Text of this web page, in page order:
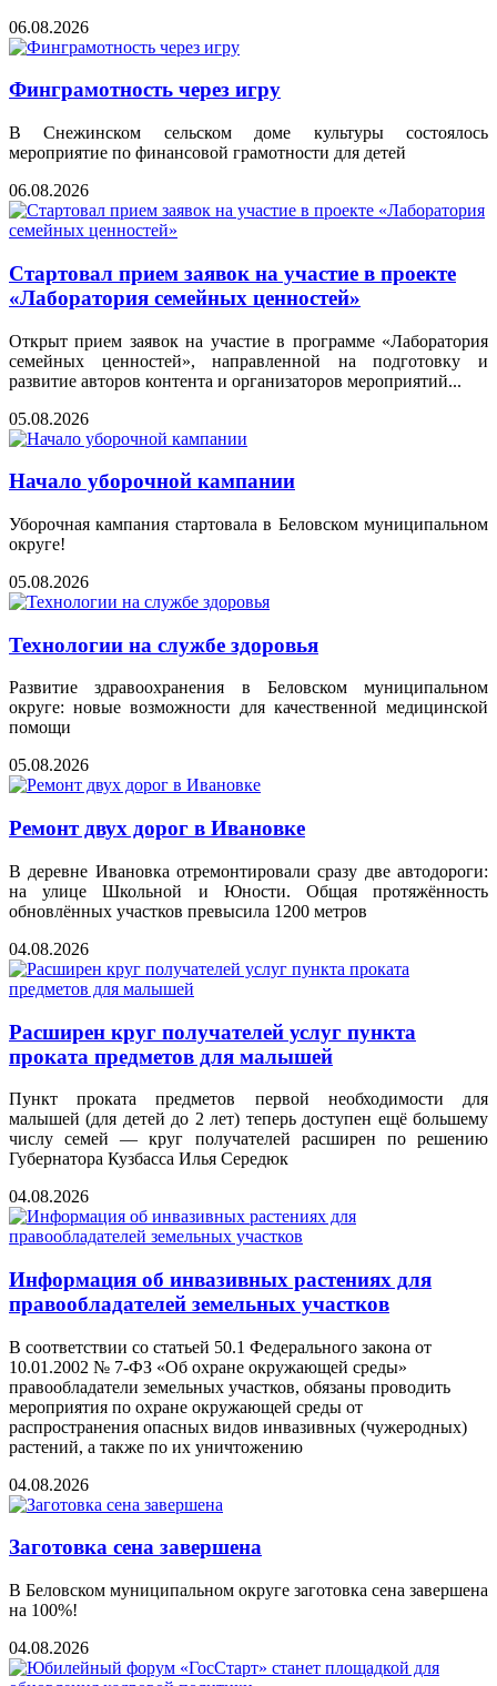
06.08.2026
Финграмотность через игру
В Снежинском сельском доме культуры состоялось
мероприятие по финансовой грамотности для детей
06.08.2026
Стартовал прием заявок на участие в проекте
«Лаборатория семейных ценностей»
Открыт прием заявок на участие в программе «Лаборатория
семейных ценностей», направленной на подготовку и
развитие авторов контента и организаторов мероприятий...
05.08.2026
Начало уборочной кампании
Уборочная кампания стартовала в Беловском муниципальном
округе!
05.08.2026
Технологии на службе здоровья
Развитие здравоохранения в Беловском муниципальном
округе: новые возможности для качественной медицинской
помощи
05.08.2026
Ремонт двух дорог в Ивановке
В деревне Ивановка отремонтировали сразу две автодороги:
на улице Школьной и Юности. Общая протяжённость
обновлённых участков превысила 1200 метров
04.08.2026
Расширен круг получателей услуг пункта
проката предметов для малышей
Пункт проката предметов первой необходимости для
малышей (для детей до 2 лет) теперь доступен ещё большему
числу семей — круг получателей расширен по решению
Губернатора Кузбасса Илья Середюк
04.08.2026
Информация об инвазивных растениях для
правообладателей земельных участков
В соответствии со статьей 50.1 Федерального закона от
10.01.2002 № 7-ФЗ «Об охране окружающей среды»
правообладатели земельных участков, обязаны проводить
мероприятия по охране окружающей среды от
распространения опасных видов инвазивных (чужеродных)
растений, а также по их уничтожению
04.08.2026
Заготовка сена завершена
В Беловском муниципальном округе заготовка сена завершена
на 100%!
04.08.2026